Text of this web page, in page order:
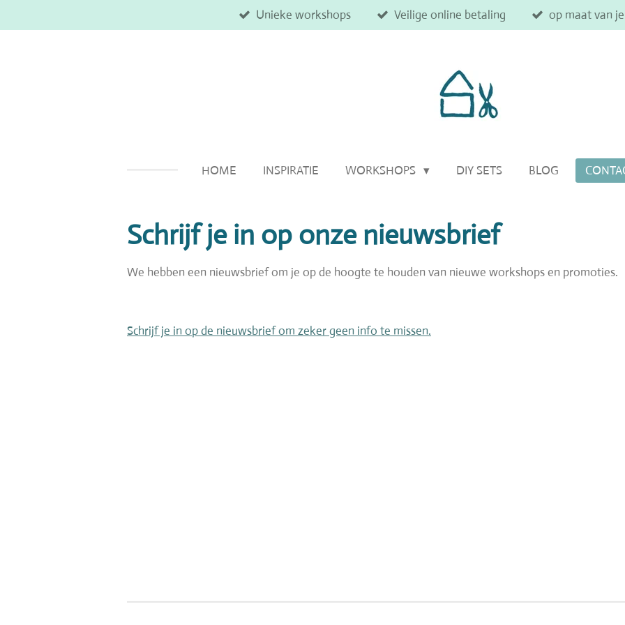
direct
Unieke workshops Veilige online betaling op maat van
HOME INSPIRATIE WORKSHOPS DIY SETS BLOG
Schrijf je in op onze nieuwsbrief
We hebben een nieuwsbrief om je op de hoogte te houden van nieuwe workshops en promoties.
Schrijf je in op de nieuwsbrief om zeker geen info te missen.